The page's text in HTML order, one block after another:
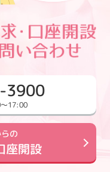
3900
～17:00
の
座開設